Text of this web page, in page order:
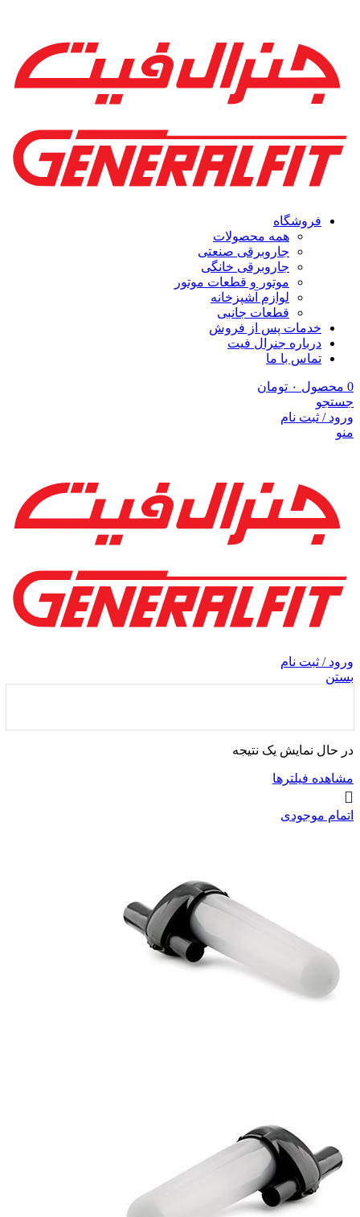
فروشگاه
همه محصولات
جاروبرقی صنعتی
جاروبرقی خانگی
موتور و قطعات موتور
لوازم آشپزخانه
قطعات جانبی
خدمات پس از فروش
درباره جنرال فیت
تماس با ما
0 محصول ۰ تومان
جستجو
ورود / ثبت نام
منو
ورود / ثبت نام
بستن
در حال نمایش یک نتیجه
مشاهده فیلترها
اتمام موجودی